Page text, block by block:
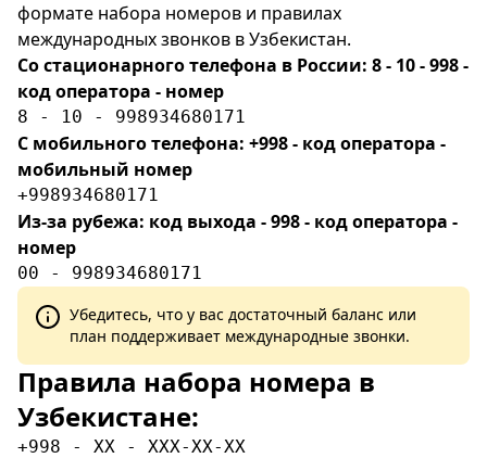
формате набора номеров и правилах
международных звонков в Узбекистан.
Со стационарного телефона в России: 8 - 10 - 998 -
код оператора - номер
8 - 10 - 998934680171
С мобильного телефона: +998 - код оператора -
мобильный номер
+998934680171
Из-за рубежа: код выхода - 998 - код оператора -
номер
00 - 998934680171
Убедитесь, что у вас достаточный баланс или
план поддерживает международные звонки.
Правила набора номера в
Узбекистане:
+998 - XX - XXX-XX-XX